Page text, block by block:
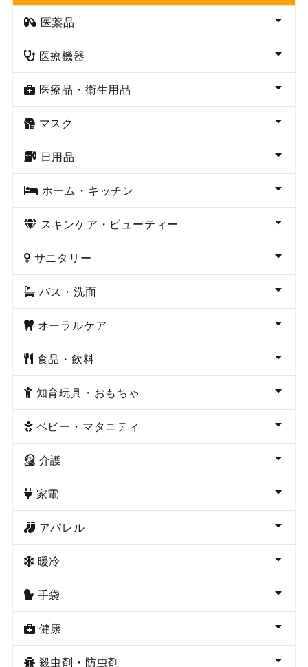
医薬品
医療機器
医療品・衛生用品
マスク
日用品
ホーム・キッチン
スキンケア・ビューティー
サニタリー
バス・洗面
オーラルケア
食品・飲料
知育玩具・おもちゃ
ベビー・マタニティ
介護
家電
アパレル
暖冷
手袋
健康
殺虫剤・防虫剤